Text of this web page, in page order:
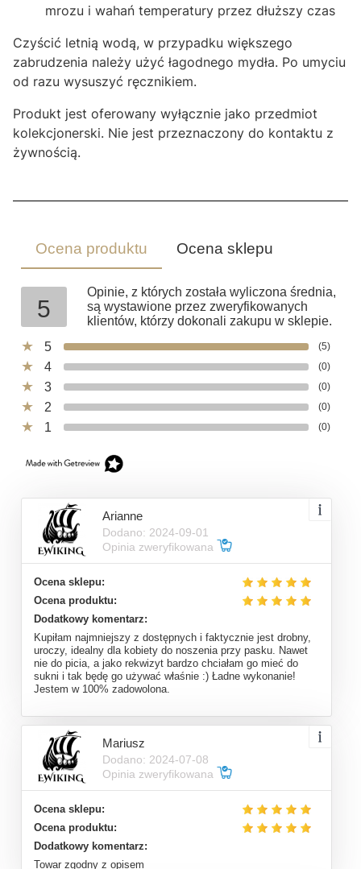
mrozu i wahań temperatury przez dłuższy czas
Czyścić letnią wodą, w przypadku większego
zabrudzenia należy użyć łagodnego mydła. Po umyciu
od razu wysuszyć ręcznikiem.
Produkt jest oferowany wyłącznie jako przedmiot
kolekcjonerski. Nie jest przeznaczony do kontaktu z
żywnością.
Ocena produktu Ocena sklepu
5
Opinie, z których została wyliczona średnia,
są wystawione przez zweryfikowanych
klientów, którzy dokonali zakupu w sklepie.
5
(5)
4 (0)
3 (0)
2 (0)
1 (0)
Arianne
Dodano: 2024-09-01
Opinia zweryfikowana
Ocena sklepu:
Ocena produktu:
Dodatkowy komentarz:
Kupiłam najmniejszy z dostępnych i faktycznie jest drobny,
uroczy, idealny dla kobiety do noszenia przy pasku. Nawet
nie do picia, a jako rekwizyt bardzo chciałam go mieć do
sukni i tak będę go używać właśnie :) Ładne wykonanie!
Jestem w 100% zadowolona.
Mariusz
Dodano: 2024-07-08
Opinia zweryfikowana
Ocena sklepu:
Ocena produktu:
Dodatkowy komentarz:
Towar zgodny z opisem